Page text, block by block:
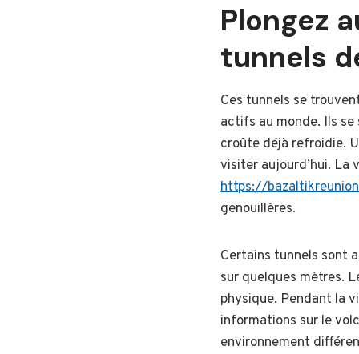
Plongez
tunnels
Ces tunnels se
actifs au monde. Ils
croûte déjà refroidie.
visiter aujourd’hui. La
https://
genouillères.
Certains tunnels sont
sur quelques mètres.
physique. Pendant la
informations sur le
environnement